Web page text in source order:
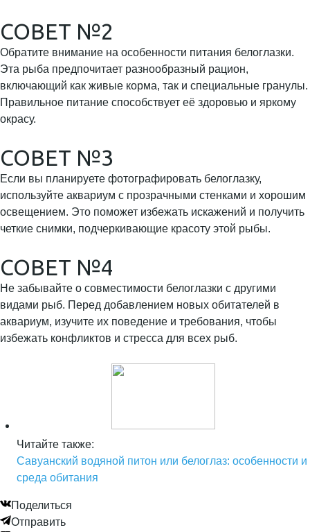
СОВЕТ №2
Обратите внимание на особенности питания белоглазки.
Эта рыба предпочитает разнообразный рацион,
включающий как живые корма, так и специальные гранулы.
Правильное питание способствует её здоровью и яркому
окрасу.
СОВЕТ №3
Если вы планируете фотографировать белоглазку,
используйте аквариум с прозрачными стенками и хорошим
освещением. Это поможет избежать искажений и получить
четкие снимки, подчеркивающие красоту этой рыбы.
СОВЕТ №4
Не забывайте о совместимости белоглазки с другими
видами рыб. Перед добавлением новых обитателей в
аквариум, изучите их поведение и требования, чтобы
избежать конфликтов и стресса для всех рыб.
Читайте также:
Савуанский водяной питон или белоглаз: особенности и
среда обитания
Поделиться
Отправить